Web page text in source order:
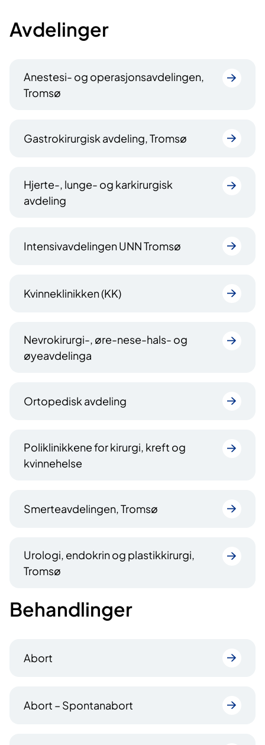
Avdelinger
Anestesi- og operasjonsavdelingen,
Tromsø
Gastrokirurgisk avdeling, Tromsø
Hjerte-, lunge- og karkirurgisk
avdeling
Intensivavdelingen UNN Tromsø
Kvinneklinikken (KK)
Nevrokirurgi-, øre-nese-hals- og
øyeavdelinga
Ortopedisk avdeling
Poliklinikkene for kirurgi, kreft og
kvinnehelse
Smerteavdelingen, Tromsø
Urologi, endokrin og plastikkirurgi,
Tromsø
Behandlinger
Abort
Abort – Spontanabort